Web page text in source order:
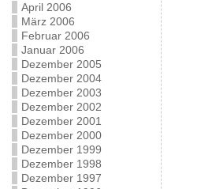
April 2006
März 2006
Februar 2006
Januar 2006
Dezember 2005
Dezember 2004
Dezember 2003
Dezember 2002
Dezember 2001
Dezember 2000
Dezember 1999
Dezember 1998
Dezember 1997